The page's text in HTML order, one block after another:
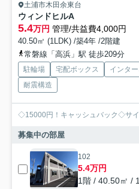
土浦市木田余東台
ウィンドヒルA
5.4万円 管理/共益費4,000円
40.50㎡ (1LDK) /築4年 /2階建
常磐線「高浜」駅 徒歩209分
駐輪場 宅配ボックス インタ
耐震構造
◇15000円！キャッシュバック◇サ
募集中の部屋
102
5.4万円
1階 / 40.50㎡ /